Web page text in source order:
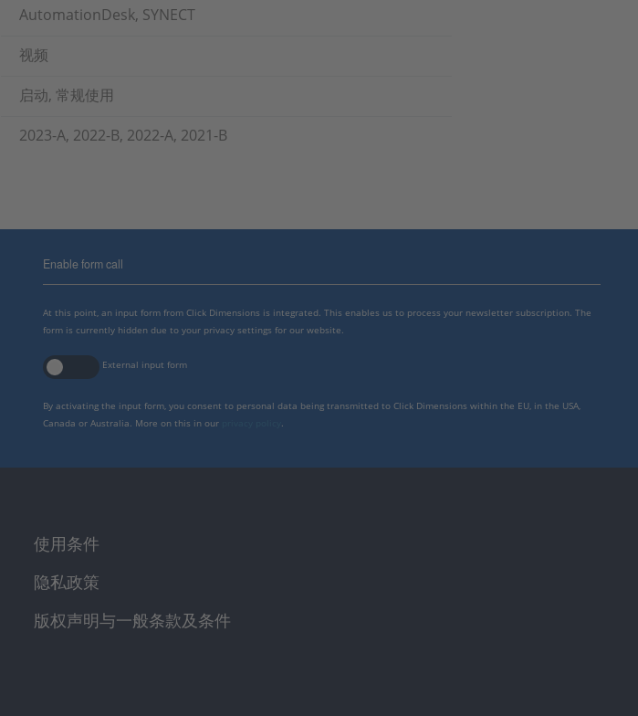
AutomationDesk, SYNECT
视频
启动, 常规使用
2023-A, 2022-B, 2022-A, 2021-B
Enable form call
At this point, an input form from Click Dimensions is integrated. This enables us to process your newsletter subscription. The
form is currently hidden due to your privacy settings for our website.
External input form
By activating the input form, you consent to personal data being transmitted to Click Dimensions within the EU, in the USA,
Canada or Australia. More on this in our
使用条件
隐私政策
版权声明与一般条款及条件